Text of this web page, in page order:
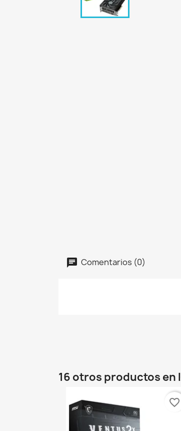
Comentarios (0)
16 otros productos en
favorite_border